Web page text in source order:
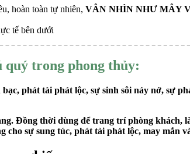
hoàn toàn tự nhiên, VÂN NHÌN NHƯ MÂY
tế bên dưới
quý trong phong thủy:
phát tài phát lộc, sự sinh sôi nảy nở, sự
Đồng thời dùng để trang trí phòng khách,
sự sung túc, phát tài phát lộc, may mắn